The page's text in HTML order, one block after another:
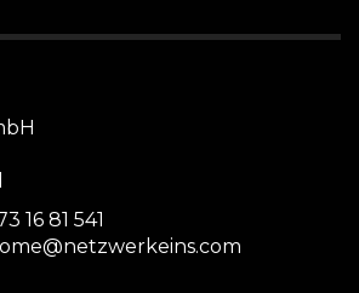
16 81 541